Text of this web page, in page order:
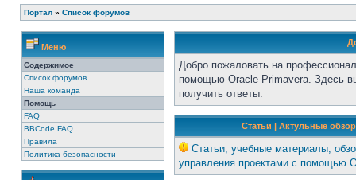
Портал » Список форумов
Меню
Содержимое
Список форумов
Наша команда
Помощь
FAQ
BBCode FAQ
Правила
Политика безопасности
Добро пожаловать на
помощью Oracle Primavera. Здесь
получить ответы.
Статьи | Актульные
Статьи, учебные материалы,
управления проектами с помощью